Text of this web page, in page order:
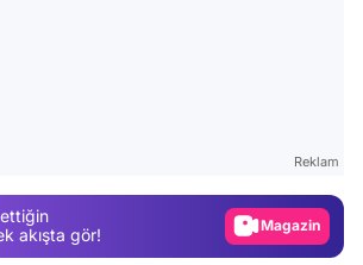
Reklam
akışta gör!
Magazin